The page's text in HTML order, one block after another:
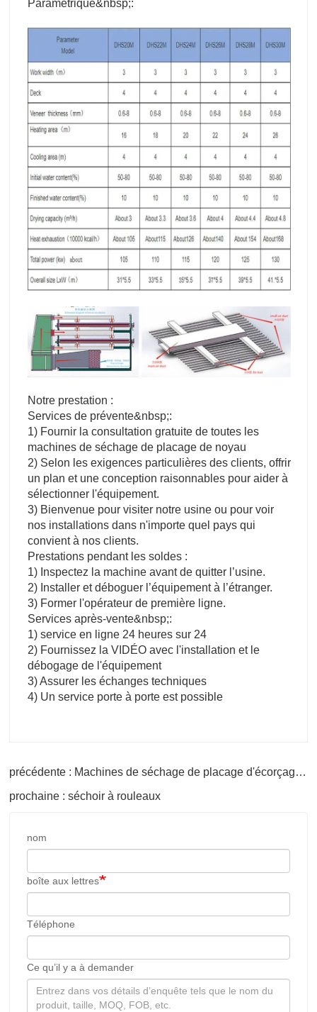
Paramétrique&nbsp;:
Notre prestation :
Services de prévente&nbsp;:
1) Fournir la consultation gratuite de toutes les
machines de séchage de placage de noyau
2) Selon les exigences particulières des clients, offrir
un plan et une conception raisonnables pour aider à
sélectionner l'équipement.
3) Bienvenue pour visiter notre usine ou pour voir
nos installations dans n'importe quel pays qui
convient à nos clients.
Prestations pendant les soldes :
1) Inspectez la machine avant de quitter l’usine.
2) Installer et déboguer l’équipement à l’étranger.
3) Former l'opérateur de première ligne.
Services après-vente&nbsp;:
1) service en ligne 24 heures sur 24
2) Fournissez la VIDÉO avec l'installation et le
débogage de l'équipement
3) Assurer les échanges techniques
4) Un service porte à porte est possible
précédente : Machines de séchage de placage d'écorçage de bois de rondin
prochaine : séchoir à rouleaux
nom
boîte aux lettres
Téléphone
Ce qu’il y a à demander